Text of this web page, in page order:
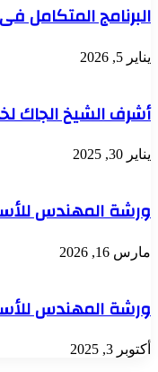
البرنامج المتكامل
يناير 5, 2026
أشرف الشيخ الجاك
يناير 30, 2025
ورشة المهندس
مارس 16, 2026
ورشة المهندس
أكتوبر 3, 2025